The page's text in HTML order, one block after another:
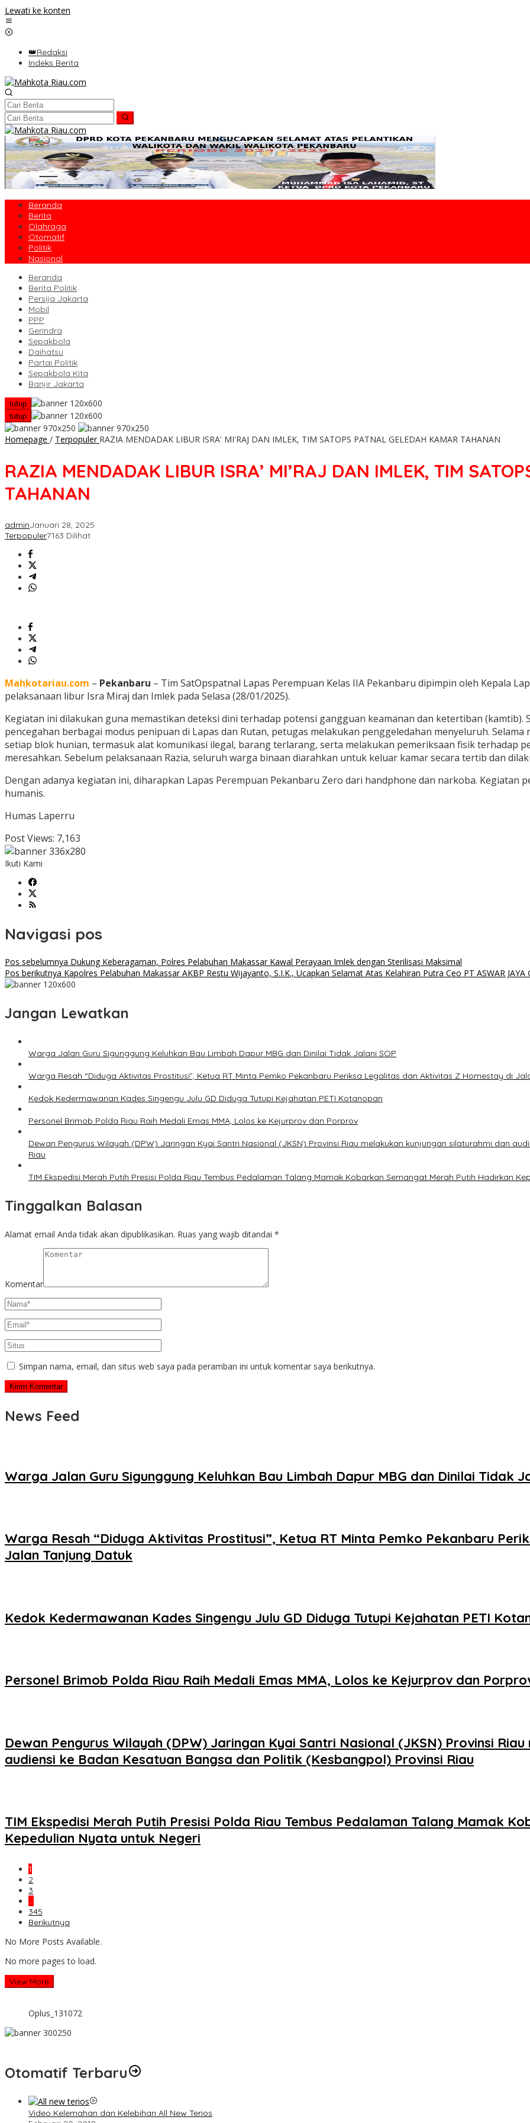
Lewati ke konten
👑Redaksi
Indeks Berita
Beranda
Berita
Olahraga
Otomatif
Politik
Nasional
Beranda
Berita Politik
Persija Jakarta
Mobil
PPP
Gerindra
Sepakbola
Daihatsu
Partai Politik
Sepakbola Kita
Banjir Jakarta
tutup
tutup
Homepage / Terpopuler RAZIA MENDADAK LIBUR ISRA' MI'RAJ DAN IMLEK, TIM SATOPS PATNAL GELEDAH KAMAR TAHANAN
RAZIA MENDADAK LIBUR ISRA’ MI’RAJ DAN IMLEK, TIM
TAHANAN
adminJanuari 28, 2025
Terpopuler7163 Dilihat
Mahkotariau.com – Pekanbaru – Tim SatOpspatnal Lapas Perempuan Kelas IIA Pekanbaru dipimpin oleh Kepala
pelaksanaan libur Isra Miraj dan Imlek pada Selasa (28/01/2025).
Kegiatan ini dilakukan guna memastikan deteksi dini terhadap potensi gangguan keamanan dan ketertiban
pencegahan berbagai modus penipuan di Lapas dan Rutan, petugas melakukan penggeledahan menyeluruh.
setiap blok hunian, termasuk alat komunikasi ilegal, barang terlarang, serta melakukan pemeriksaan fisik terhadap
meresahkan. Sebelum pelaksanaan Razia, seluruh warga binaan diarahkan untuk keluar kamar secara tertib dan
Dengan adanya kegiatan ini, diharapkan Lapas Perempuan Pekanbaru Zero dari handphone dan narkoba. Kegiatan
humanis.
Humas Laperru
Post Views: 7,163
Ikuti Kami
Navigasi pos
Pos sebelumnya Dukung Keberagaman, Polres Pelabuhan Makassar Kawal Perayaan Imlek dengan Sterilisasi Maksimal
Pos berikutnya Kapolres Pelabuhan Makassar AKBP Restu Wijayanto, S.I.K., Ucapkan Selamat Atas Kelahiran Putra Ceo PT ASWAR JAYA
Jangan Lewatkan
Warga Jalan Guru Sigunggung Keluhkan Bau Limbah Dapur MBG dan Dinilai Tidak Jalani SOP
Warga Resah “Diduga Aktivitas Prostitusi”, Ketua RT Minta Pemko Pekanbaru Periksa Legalitas dan Aktivitas Z Homestay di
Kedok Kedermawanan Kades Singengu Julu GD Diduga Tutupi Kejahatan PETI Kotanopan
Personel Brimob Polda Riau Raih Medali Emas MMA, Lolos ke Kejurprov dan Porprov
Dewan Pengurus Wilayah (DPW) Jaringan Kyai Santri Nasional (JKSN) Provinsi Riau melakukan kunjungan silaturahmi dan
Riau
TIM Ekspedisi Merah Putih Presisi Polda Riau Tembus Pedalaman Talang Mamak Kobarkan Semangat Merah Putih Hadirkan
Tinggalkan Balasan
Alamat email Anda tidak akan dipublikasikan. Ruas yang wajib ditandai *
Komentar
Simpan nama, email, dan situs web saya pada peramban ini untuk komentar saya berikutnya.
News Feed
Warga Jalan Guru Sigunggung Keluhkan Bau Limbah Dapur MBG dan Dinilai Tidak
Warga Resah “Diduga Aktivitas Prostitusi”, Ketua RT Minta Pemko Pekanbaru
Jalan Tanjung Datuk
Kedok Kedermawanan Kades Singengu Julu GD Diduga Tutupi Kejahatan PETI
Personel Brimob Polda Riau Raih Medali Emas MMA, Lolos ke Kejurprov dan
Dewan Pengurus Wilayah (DPW) Jaringan Kyai Santri Nasional (JKSN) Provinsi
audiensi ke Badan Kesatuan Bangsa dan Politik (Kesbangpol) Provinsi Riau
TIM Ekspedisi Merah Putih Presisi Polda Riau Tembus Pedalaman Talang Mamak
Kepedulian Nyata untuk Negeri
1
2
3
…
345
Berikutnya
No More Posts Available.
No more pages to load.
View More
Oplus_131072
Otomatif Terbaru
Video Kelemahan dan Kelebihan All New Terios